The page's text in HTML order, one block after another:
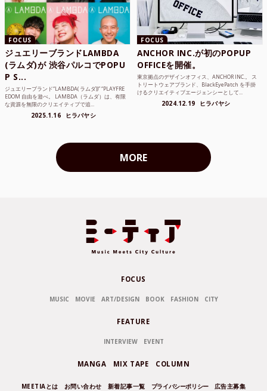
FOCUS
ジュエリーブランドLAMBDA
(ラムダ)が 渋谷パルコでPOPU
P S...
ジュエリーブランド“LAMBDA( ラムダ))” “PLAYFRE
EDOM 自由を遊べ。 LAMBDA（ラムダ）は、有限
な資源を無限のクリエイティブで追...
2025.1.16 ヒラバヤシ
FOCUS
ANCHOR INC.が初のPOPUP
OFFICEを開催。
東京拠点のデザインオフィス、ANCHOR INC.。 ス
トリートウェアブランド、BlackEyePatch を手掛
けるクリエイティブエージェンシーとして...
2024.12.19 ヒラバヤシ
MORE
FOCUS
MUSIC MOVIE ART/DESIGN BOOK FASHION CITY
FEATURE
INTERVIEW EVENT
MANGA MIX TAPE COLUMN
MEETIAとは お問い合わせ 新着記事一覧 プライバシーポリシー 広告主募集